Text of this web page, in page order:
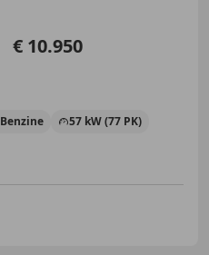
€ 10.950
Benzine 57 kW (77 PK)